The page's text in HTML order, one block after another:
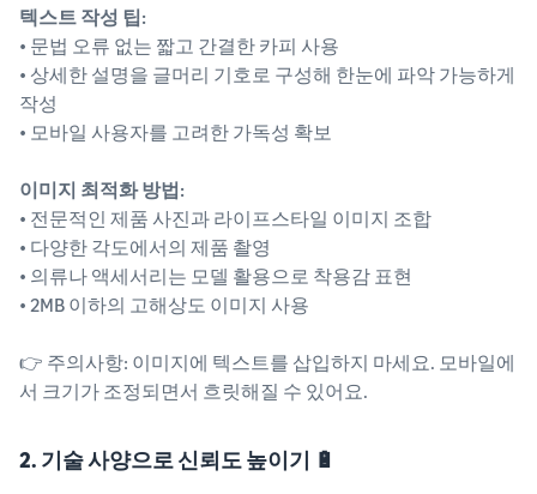
텍스트 작성 팁:
• 문법 오류 없는 짧고 간결한 카피 사용
• 상세한 설명을 글머리 기호로 구성해 한눈에 파악 가능하게
작성
• 모바일 사용자를 고려한 가독성 확보
이미지 최적화 방법:
• 전문적인 제품 사진과 라이프스타일 이미지 조합
• 다양한 각도에서의 제품 촬영
• 의류나 액세서리는 모델 활용으로 착용감 표현
• 2MB 이하의 고해상도 이미지 사용
👉 주의사항: 이미지에 텍스트를 삽입하지 마세요. 모바일에
서 크기가 조정되면서 흐릿해질 수 있어요.
2. 기술 사양으로 신뢰도 높이기 🔋